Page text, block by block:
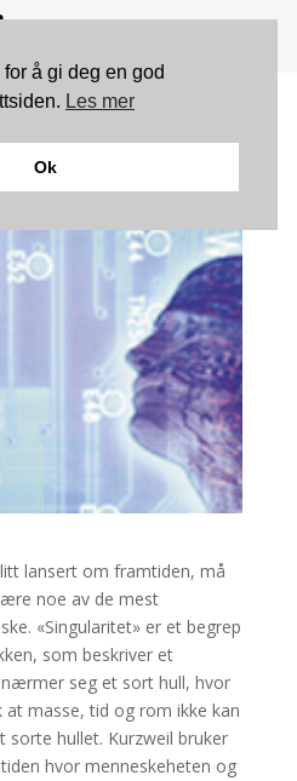
nær?
lansert om framtiden, må
noe av de mest
«Singularitet» er et begrep
som beskriver et
seg et sort hull, hvor
at masse, tid og rom ikke kan
sorte hullet. Kurzweil bruker
hvor menneskeheten og
å gi deg en god
Les mer
Ok